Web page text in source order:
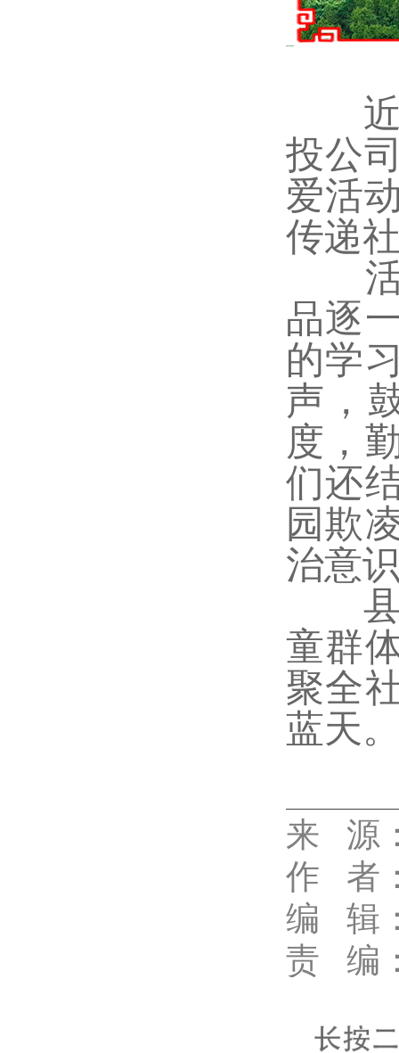
近
投公
爱活
传递
活
品逐
的学
声，
度，
们还
园欺
治意
县检
童群
聚全
蓝天
代佳兴
来 源
作 者
编 辑
责 编